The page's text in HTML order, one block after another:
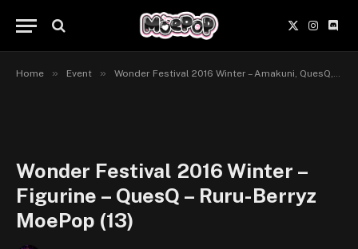
X
(Twitter)
Home » Event » Wonder Festival 2016 Winter – Amakuni, QuesQ, Pulchra, Plum, Revolve
Wonder Festival 2016 Winter –
Figurine – QuesQ – Ruru-Berryz
MoePop (13)